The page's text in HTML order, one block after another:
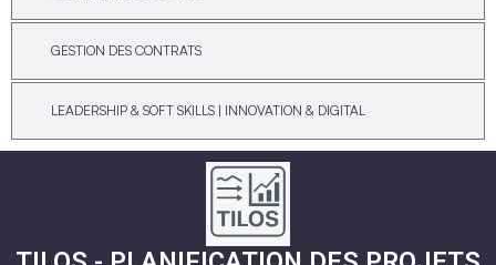
GESTION DES CONTRATS
LEADERSHIP & SOFT SKILLS | INNOVATION & DIGITAL